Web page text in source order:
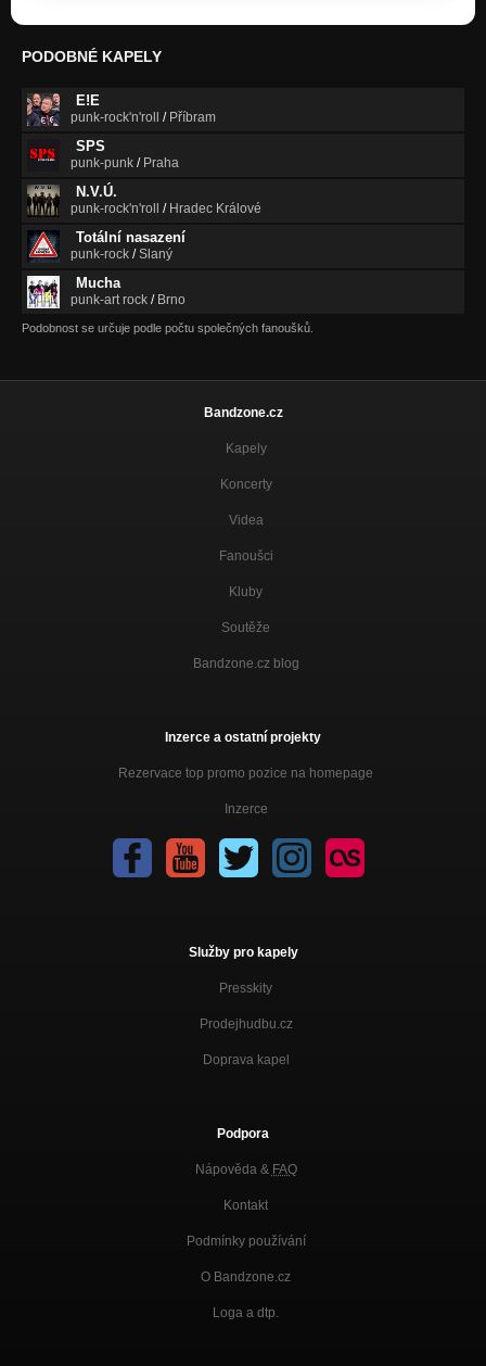
PODOBNÉ KAPELY
E!E
punk-rock'n'roll / Příbram
SPS
punk-punk / Praha
N.V.Ú.
punk-rock'n'roll / Hradec Králové
Totální nasazení
punk-rock /Slaný
Mucha
punk-art rock / Brno
Podobnost se určuje podle počtu společných fanoušků.
Bandzone.cz
Kapely
Koncerty
Videa
Fanoušci
Kluby
Soutěže
Bandzone.cz blog
Inzerce a ostatní projekty
Rezervace top promo pozice na homepage
Inzerce
Služby pro kapely
Presskity
Prodejhudbu.cz
Doprava kapel
Podpora
Nápověda & FAQ
Kontakt
Podmínky používání
O Bandzone.cz
Loga a dtp.